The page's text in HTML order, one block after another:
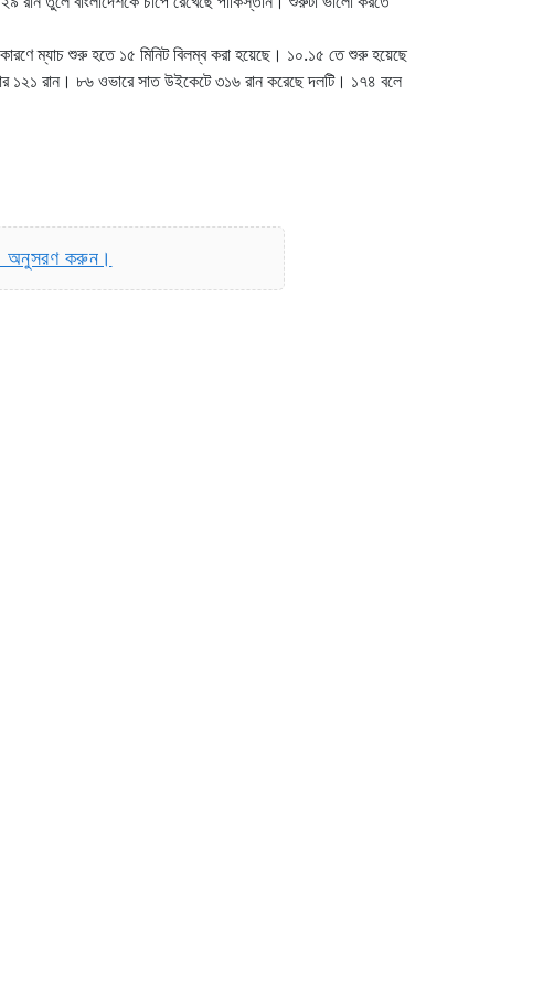
ম্যাচ শুরু হতে ১৫ মিনিট বিলম্ব করা হয়েছে। ১০.১৫ তে শুরু হয়েছে
১২১ রান। ৮৬ ওভারে সাত উইকেটে ৩১৬ রান করেছে দলটি। ১৭৪ বলে
অনুসরণ করুন।